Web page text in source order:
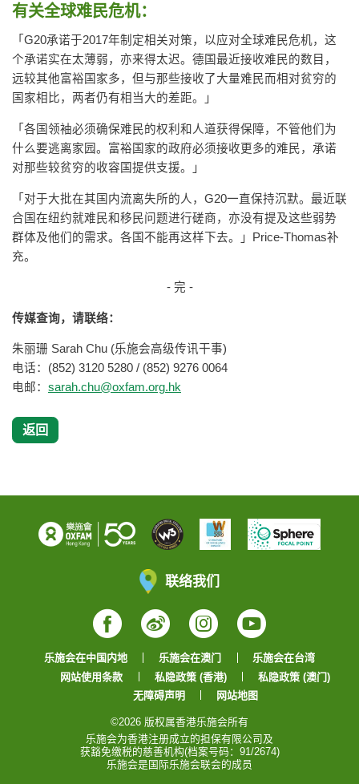
有关全球难民危机：
「G20承诺于2017年制定相关对策，以应对全球难民危机，这
个承诺实在太薄弱，亦来得太迟。德国最近接收难民的数目，
远较其他富裕国家多，但与那些接收了大量难民而相对贫穷的
国家相比，两者仍有相当大的差距。」
「各国领袖必须确保难民的权利和人道获得保障，不管他们为
什么要逃离家园。富裕国家的政府必须接收更多的难民，承诺
对那些较贫穷的收容国提供支援。」
「对于大批在其国内流离失所的人，G20一直保持沉默。最近联
合国在纽约就难民和移民问题进行磋商，亦没有提及这些弱势
群体及他们的需求。各国不能再这样下去。」Price-Thomas补
充。
- 完 -
传媒查询，请联络：
朱丽珊 Sarah Chu (乐施会高级传讯干事)
电话：(852) 3120 5280 / (852) 9276 0064
电邮： sarah.chu@oxfam.org.hk
返回
联络我们
Facebook
WeiboInstagram
YouTube
乐施会在中国内地 乐施会在澳门
乐施会在台湾
网站使用条款
私隐政策 (香港)
私隐政策 (澳门)
无障碍声明
网站地图
©2026 版权属香港乐施会所有
乐施会为香港注册成立的担保有限公司及
获豁免缴税的慈善机构(档案号码：91/2674)
乐施会是国际乐施会联会的成员